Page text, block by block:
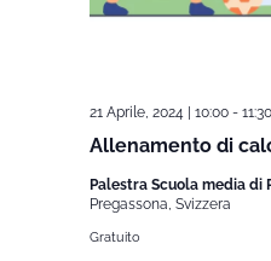
Allenamento di
21 Aprile, 2024 | 10:00- 11:30
Palestra Scuola media di
Pregassona, Svizzera
Gratuito